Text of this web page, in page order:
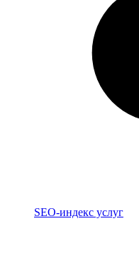
Индекс
SEO-индекс услуг